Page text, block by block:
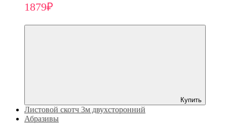
1879₽
Купить
Листовой скотч 3м двухсторонний
Абразивы